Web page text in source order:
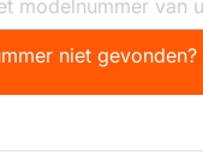
niet gevonden?